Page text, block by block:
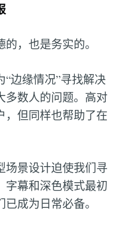
，也是务实的。
边缘情况”寻找解决
多数人的问题。高对
，但同样也帮助了在
场景设计迫使我们寻
字幕和深色模式最初
成为日常必备。